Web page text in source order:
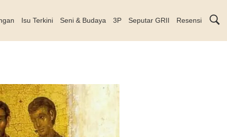
Isu Terkini Seni & Budaya 3P Seputar GRII Resensi